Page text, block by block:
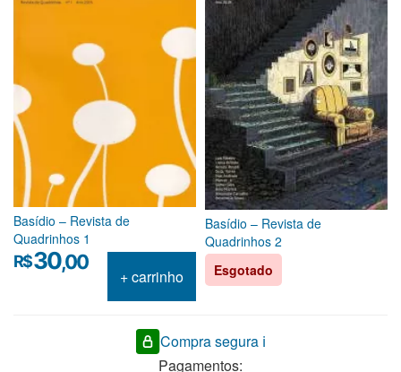
Basídio – Revista de
Quadrinhos 1
R$30,00
+ carrinho
Basídio – Revista de
Quadrinhos 2
Esgotado
Compra segura ℹ️
Pagamentos: